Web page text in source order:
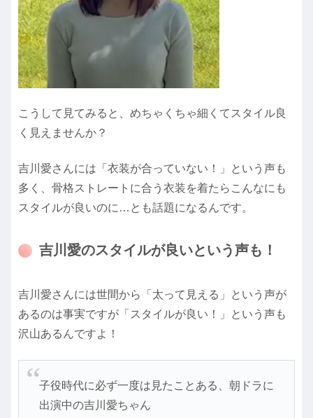
こうして見てみると、めちゃくちゃ細くてスタイル良
く見えませんか？
吉川愛さんには「衣装が合っていない！」という声も
多く、骨格ストレートに合う衣装を着たらこんなにも
スタイルが良いのに…とも話題になるんです。
吉川愛のスタイルが良いという声も！
吉川愛さんには世間から「太って見える」という声が
あるのは事実ですが「スタイルが良い！」という声も
沢山あるんですよ！
子役時代に必ず一度は見たことある、朝ドラに
出演中の吉川愛ちゃん